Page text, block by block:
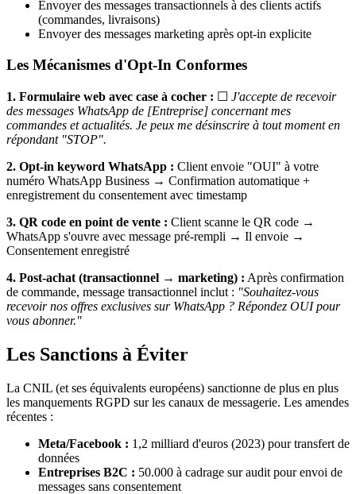
Envoyer des messages transactionnels à des clients actifs
(commandes, livraisons)
Envoyer des messages marketing après opt-in explicite
Les Mécanismes d'Opt-In Conformes
1. Formulaire web avec case à cocher : ☐ J'accepte de recevoir
des messages WhatsApp de [Entreprise] concernant mes
commandes et actualités. Je peux me désinscrire à tout moment en
répondant "STOP".
2. Opt-in keyword WhatsApp : Client envoie "OUI" à votre
numéro WhatsApp Business → Confirmation automatique +
enregistrement du consentement avec timestamp
3. QR code en point de vente : Client scanne le QR code →
WhatsApp s'ouvre avec message pré-rempli → Il envoie →
Consentement enregistré
4. Post-achat (transactionnel → marketing) : Après confirmation
de commande, message transactionnel inclut : "Souhaitez-vous
recevoir nos offres exclusives sur WhatsApp ? Répondez OUI pour
vous abonner."
Les Sanctions à Éviter
La CNIL (et ses équivalents européens) sanctionne de plus en plus
les manquements RGPD sur les canaux de messagerie. Les amendes
récentes :
Meta/Facebook : 1,2 milliard d'euros (2023) pour transfert de
données
Entreprises B2C : 50.000 à cadrage sur audit pour envoi de
messages sans consentement